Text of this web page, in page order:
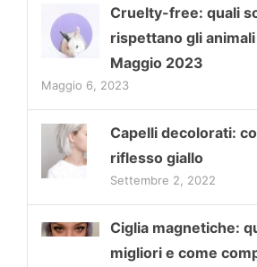
Cruelty-free: quali
rispettano gli animali
Maggio 2023
Maggio 6, 2023
Capelli decolorati:
riflesso giallo
Settembre 2, 2022
Ciglia magnetiche:
migliori e come